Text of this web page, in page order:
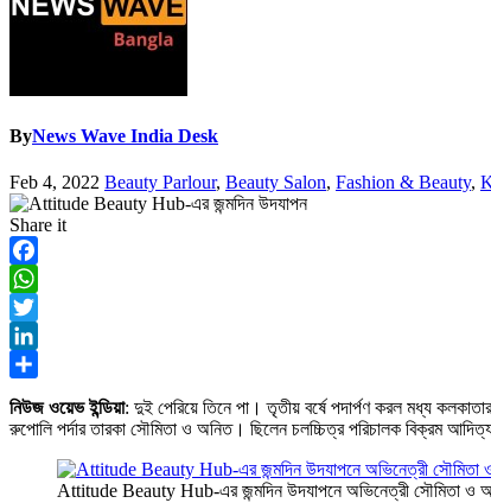
ByNews Wave India Desk
Feb 4, 2022 Beauty Parlour, Beauty Salon, Fashion & Beauty,
Share it
Facebook
WhatsApp
Twitter
LinkedIn
নিউজ ওয়েভ ইন্ডিয়া: দুই পেরিয়ে তিনে পা। তৃতীয় বর্ষে পদার্পণ করল মধ্য
রুপোলি পর্দার তারকা সৌমিতা ও অনিত। ছিলেন চলচ্চিত্র পরিচালক বিক্রম
Attitude Beauty Hub-এর জন্মদিন উদযাপনে অভিনেত্রী সৌমিতা ও